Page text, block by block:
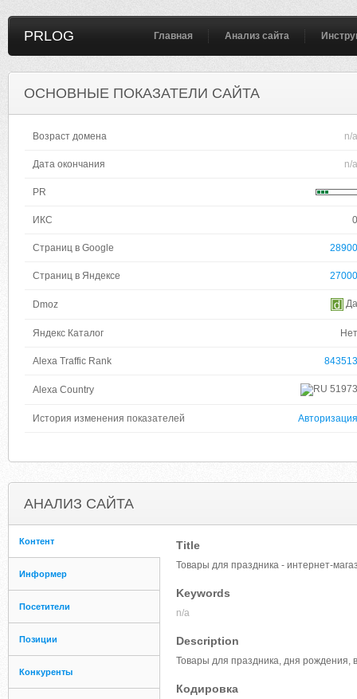
PRLOG Главная Анализ сайта
ОСНОВНЫЕ ПОКАЗАТЕЛИ САЙТА
Возраст домена n/a
Дата окончания n/a
PR
ИКС 0
Страниц в Google 28900
Страниц в Яндексе 27000
Dmoz Да
Яндекс Каталог Нет
Alexa Traffic Rank 843513
Alexa Country 51973
История изменения показателей Авторизация
АНАЛИЗ САЙТА
Контент
Информер
Посетители
Позиции
Конкуренты
Title
Товары для праздника - интернет-
Keywords
n/a
Description
Товары для праздника, дня рождения,
Кодировка